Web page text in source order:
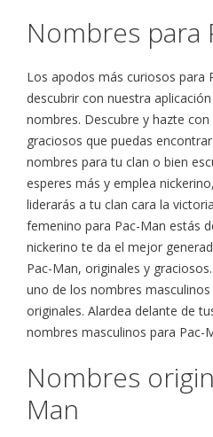
Nombres para
Los apodos más curiosos para
descubrir con nuestra
nombres. Descubre y hazte
graciosos que puedas
nombres para tu clan o bien
esperes más y emplea
liderarás a tu clan cara la
femenino para Pac-Man estás
nickerino te da el mejor
Pac-Man, originales y
uno de los nombres
originales. Alardea delante de
nombres masculinos para Pac-
Nombres
Man